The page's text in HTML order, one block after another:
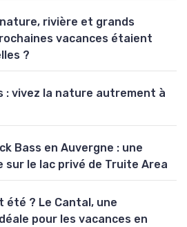
rivière et grands
vacances étaient
?
: vivez la nature autrement à
Bass en Auvergne : une
sur le lac privé de Truite Area
été ? Le Cantal, une
pour les vacances en